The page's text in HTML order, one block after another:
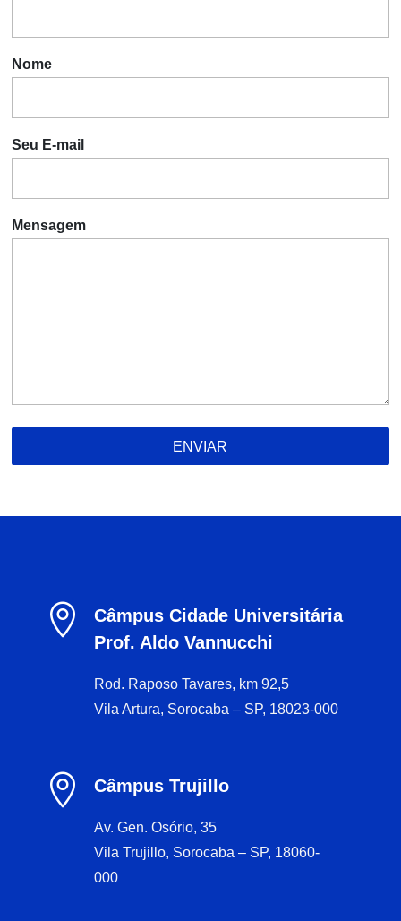
Nome
Seu E-mail
Mensagem
ENVIAR

Câmpus Cidade Universitária
Prof. Aldo Vannucchi
Rod. Raposo Tavares, km 92,5
Vila Artura, Sorocaba – SP, 18023-000
 Câmpus Trujillo
Av. Gen. Osório, 35
Vila Trujillo, Sorocaba – SP, 18060-
000